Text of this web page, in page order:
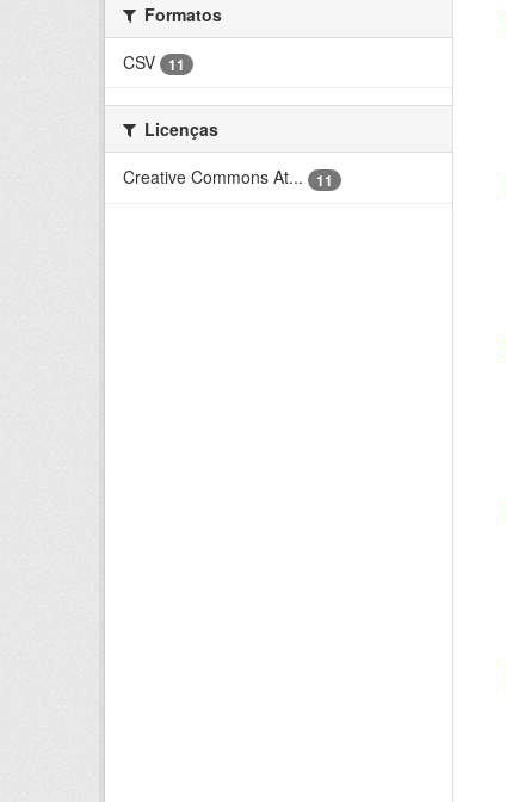
Formatos
CSV
11
Licenças
Creative Commons At...
11